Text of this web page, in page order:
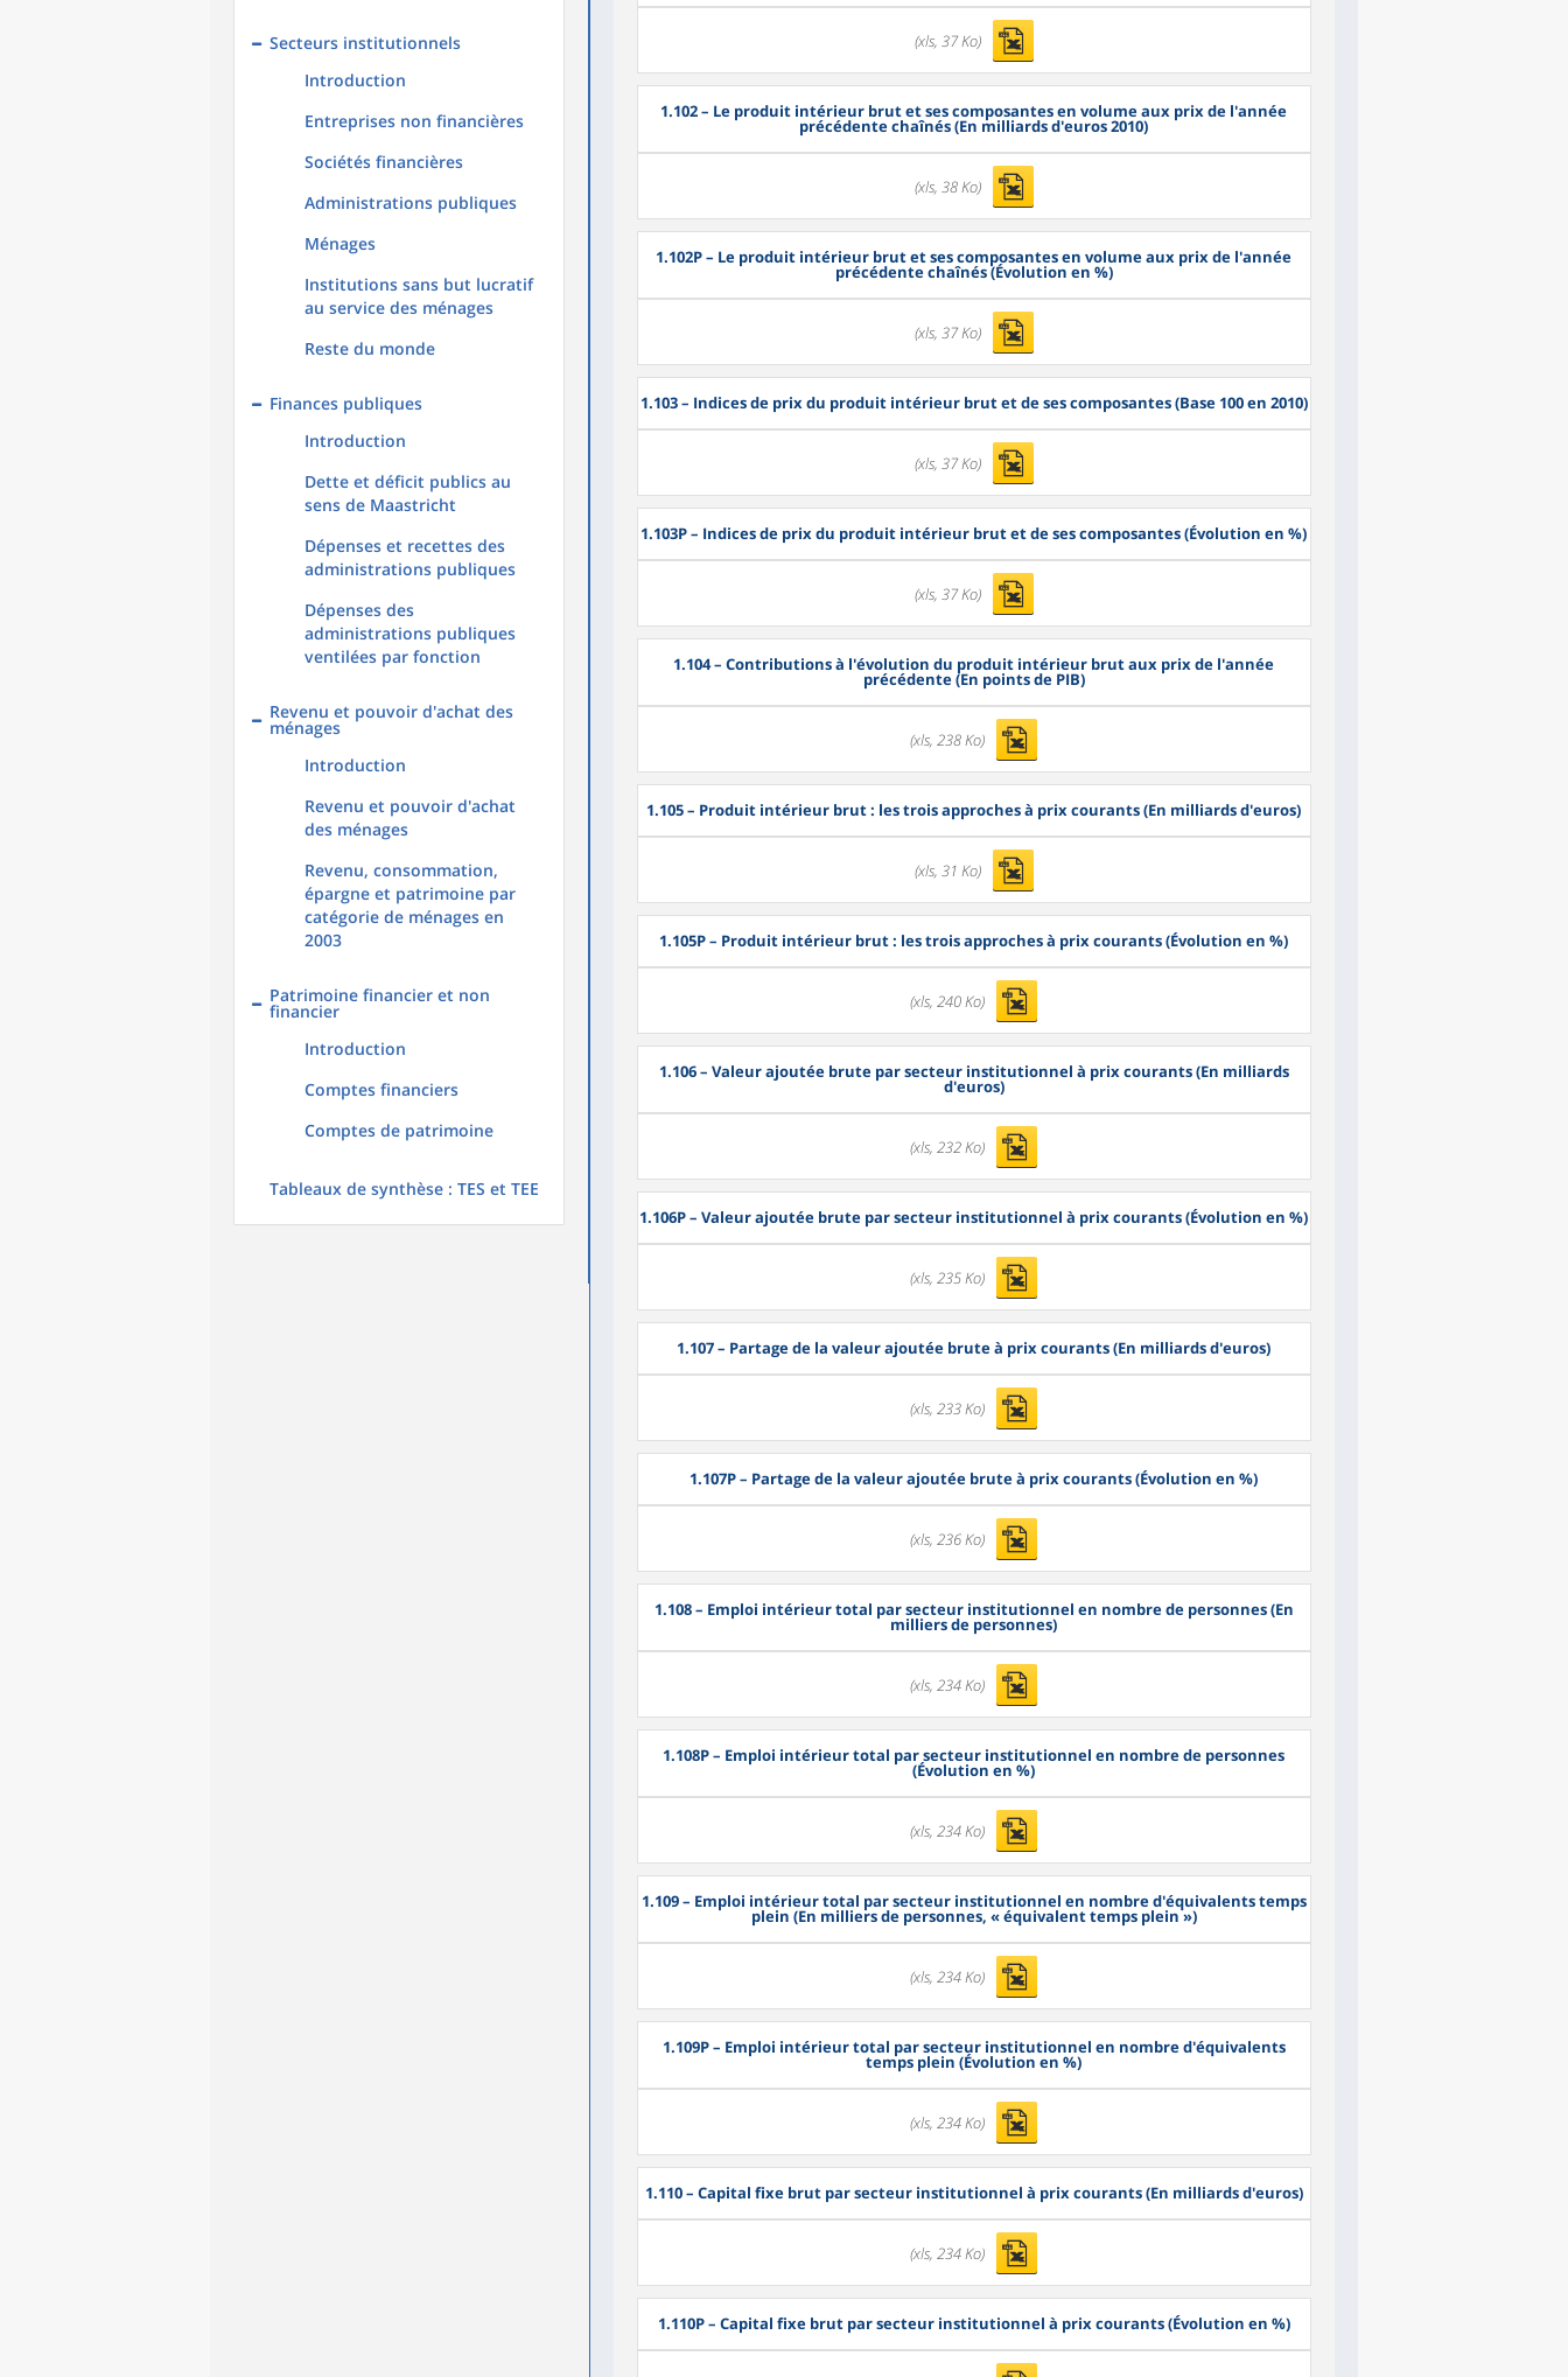
Secteurs institutionnels
Introduction
Entreprises non financières
Sociétés financières
Administrations publiques
Ménages
Institutions sans but lucratif
au service des ménages
Reste du monde
Finances publiques
Introduction
Dette et déficit publics au
sens de Maastricht
Dépenses et recettes des
administrations publiques
Dépenses des
administrations publiques
ventilées par fonction
Revenu et pouvoir d'achat des
ménages
Introduction
Revenu et pouvoir d'achat
des ménages
Revenu, consommation,
épargne et patrimoine par
catégorie de ménages en
2003
Patrimoine financier et non
financier
Introduction
Comptes financiers
Comptes de patrimoine
Tableaux de synthèse : TES et TEE
(xls, 37 Ko)
1.102– Le produit intérieur brut et ses composantes en volume aux prix de l'année
précédente chaînés (En milliards d'euros 2010)
(xls, 38 Ko)
1.102P– Le produit intérieur brut et ses composantes en volume aux prix de l'année
précédente chaînés (Évolution en %)
(xls, 37 Ko)
1.103– Indices de prix du produit intérieur brut et de ses composantes (Base 100 en 2010)
(xls, 37 Ko)
1.103P– Indices de prix du produit intérieur brut et de ses composantes (Évolution en %)
(xls, 37 Ko)
1.104– Contributions à l'évolution du produit intérieur brut aux prix de l'année
précédente (En points de PIB)
(xls, 238 Ko)
1.105– Produit intérieur brut : les trois approches à prix courants (En milliards d'euros)
(xls, 31 Ko)
1.105P– Produit intérieur brut : les trois approches à prix courants (Évolution en %)
(xls, 240 Ko)
1.106– Valeur ajoutée brute par secteur institutionnel à prix courants (En milliards
d'euros)
(xls, 232 Ko)
1.106P– Valeur ajoutée brute par secteur institutionnel à prix courants (Évolution en %)
(xls, 235 Ko)
1.107– Partage de la valeur ajoutée brute à prix courants (En milliards d'euros)
(xls, 233 Ko)
1.107P– Partage de la valeur ajoutée brute à prix courants (Évolution en %)
(xls, 236 Ko)
1.108– Emploi intérieur total par secteur institutionnel en nombre de personnes (En
milliers de personnes)
(xls, 234 Ko)
1.108P– Emploi intérieur total par secteur institutionnel en nombre de personnes
(Évolution en %)
(xls, 234 Ko)
1.109– Emploi intérieur total par secteur institutionnel en nombre d'équivalents temps
plein (En milliers de personnes, « équivalent temps plein »)
(xls, 234 Ko)
1.109P– Emploi intérieur total par secteur institutionnel en nombre d'équivalents
temps plein (Évolution en %)
(xls, 234 Ko)
1.110– Capital fixe brut par secteur institutionnel à prix courants (En milliards d'euros)
(xls, 234 Ko)
1.110P– Capital fixe brut par secteur institutionnel à prix courants (Évolution en %)